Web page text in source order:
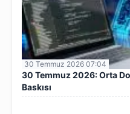
30 Temmuz 2026 07:04
30 Temmuz 2026: Orta
Baskısı